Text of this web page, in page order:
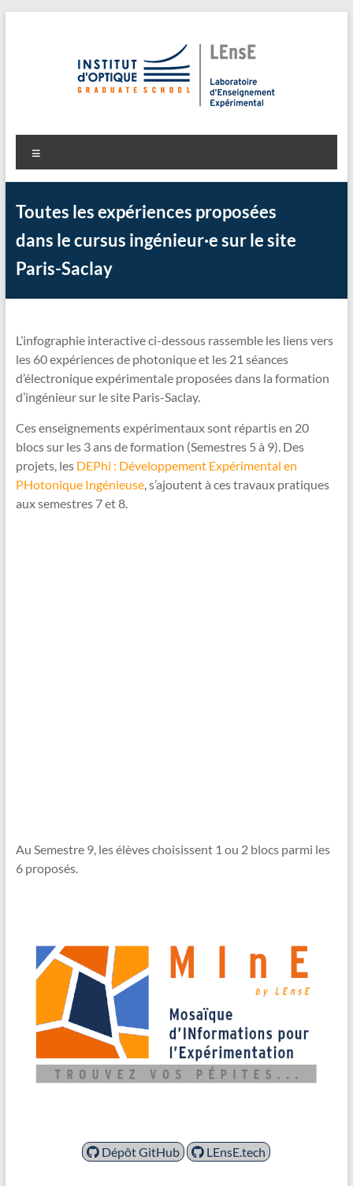
LEnsE
Laboratoire d'Enseignement Expérimental
Toutes les expériences proposées
dans le cursus ingénieur·e sur le site
Paris-Saclay
L’infographie interactive ci-dessous rassemble les liens vers
les 60 expériences de photonique et les 21 séances
d’électronique expérimentale proposées dans la formation
d’ingénieur sur le site Paris-Saclay.
Ces enseignements expérimentaux sont répartis en 20
blocs sur les 3 ans de formation (Semestres 5 à 9). Des
projets, les DEPhi : Développement Expérimental en
PHotonique Ingénieuse, s’ajoutent à ces travaux pratiques
aux semestres 7 et 8.
Au Semestre 9, les élèves choisissent 1 ou 2 blocs parmi les
6 proposés.
Dépôt GitHub LEnsE.tech